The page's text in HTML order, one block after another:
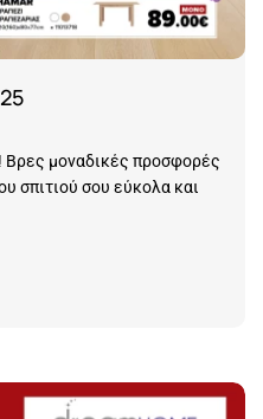
μοναδικές προσφορές
σπιτιού σου εύκολα και